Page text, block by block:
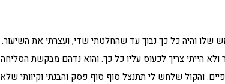
והיה כל כך נבוך עד שהחלטתי שדי, ועצרתי את השיעור.
הייתי צריך לכעוס עליו כל כך. והוא נדהם מבקשת הסליחה
והקול שלחש לי תתנצל סוף סוף פסק והבנתי וקיוותי שלא